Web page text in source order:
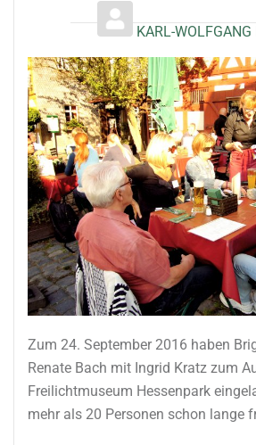
KARL-WOLFGANG
Zum 24. September 2016 haben
Renate Bach mit Ingrid Kratz zum
Freilichtmuseum Hessenpark
mehr als 20 Personen schon lange